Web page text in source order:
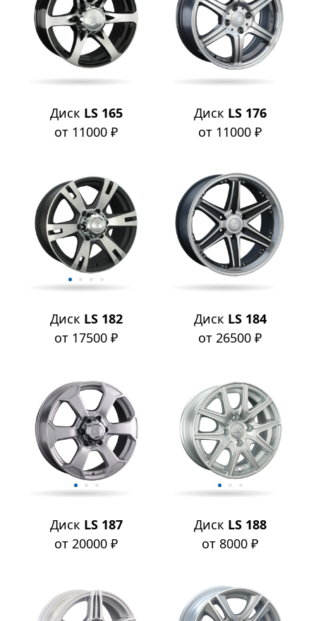
Диск LS 165
от 11000 ₽
Диск LS 176
от 11000 ₽
Диск LS 182
от 17500 ₽
Диск LS 184
от 26500 ₽
Диск LS 187
от 20000 ₽
Диск LS 188
от 8000 ₽